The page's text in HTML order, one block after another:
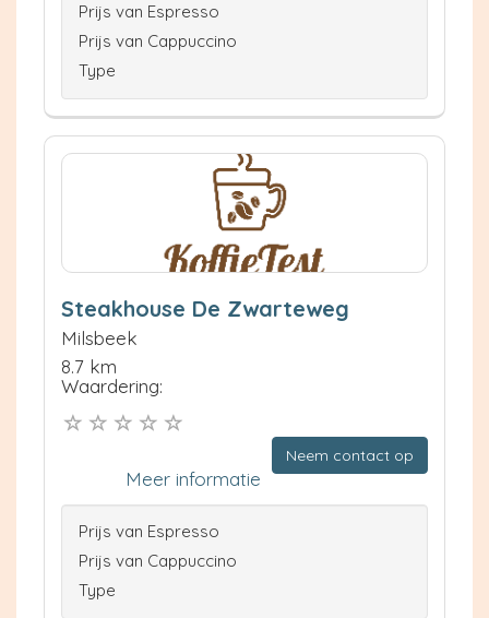
Prijs van Espresso
Prijs van Cappuccino
Type
Steakhouse De Zwarteweg
Milsbeek
8.7 km
Waardering:
Neem contact op
Meer informatie
Prijs van Espresso
Prijs van Cappuccino
Type